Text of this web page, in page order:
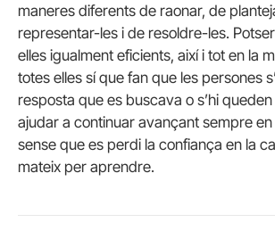
maneres diferents de raonar, de
representar-les i de resoldre-les.
elles igualment eficients, així i tot en la
totes elles sí que fan que les persones
resposta que es buscava o s’hi
ajudar a continuar avançant sempre en
sense que es perdi la confiança en la
mateix per aprendre.